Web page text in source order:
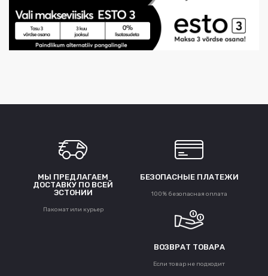
МЫ ПРЕДЛАГАЕМ
ДОСТАВКУ ПО ВСЕЙ
ЭСТОНИИ
Пакомат или курьер
БЕЗОПАСНЫЕ ПЛАТЕЖИ
100% безопасная оплата
ВОЗВРАТ ТОВАРА
Если товар не подходит